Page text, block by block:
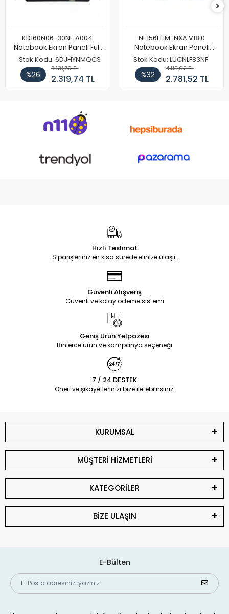
KD160N06-30NI-A004
Notebook Ekran Paneli Full
HD
Stok Kodu: 6DJHYNMQCS
%26
3.131,70 TL
2.319,74 TL
NE156FHM-NXA V18.0
Notebook Ekran Paneli
144Hz
Stok Kodu: LUCNLF83NF
%32
4.115,62 TL
2.781,52 TL
Hızlı Teslimat
Siparişleriniz en kısa sürede elinize ulaşır.
Güvenli Alışveriş
Güvenli ve kolay ödeme sistemi
Geniş Ürün Yelpazesi
Binlerce ürün ve kampanya seçeneği
7 / 24 DESTEK
Öneri ve şikayetlerinizi bize iletebilirsiniz.
KURUMSAL
MÜŞTERİ HİZMETLERİ
KATEGORİLER
BİZE ULAŞIN
E-Bülten